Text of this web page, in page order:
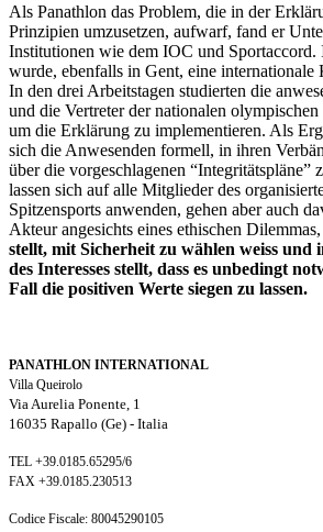
Als Panathlon das Problem, die in der
Prinzipien umzusetzen, aufwarf, fand er
Institutionen wie dem IOC und
wurde, ebenfalls in Gent, eine internationale
In den drei Arbeitstagen studierten die
und die Vertreter der nationalen
um die Erklärung zu implementieren. Als
sich die Anwesenden formell, in ihren
über die vorgeschlagenen “Integritätspläne”
lassen sich auf alle Mitglieder des
Spitzensports anwenden, gehen aber auch
Akteur angesichts eines ethischen
stellt, mit Sicherheit zu wählen weiss
des Interesses stellt, dass es unbedingt
Fall die positiven Werte siegen zu lassen.
PANATHLON INTERNATIONAL
Villa Queirolo
Via Aurelia Ponente, 1
16035 Rapallo (Ge) - Italia
TEL +39.0185.65295/6
FAX +39.0185.230513
Codice Fiscale: 80045290105